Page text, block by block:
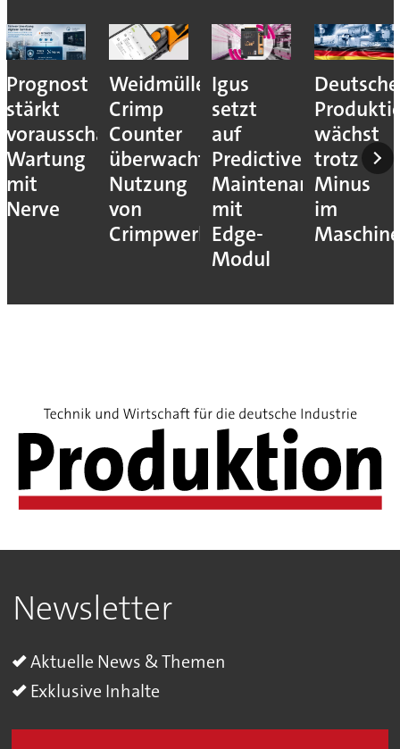
Prognost
stärkt
vorausschauende
Wartung
mit
Nerve
Weidmüller:
Crimp
Counter
überwacht
Nutzung
von
Crimpwerkzeugen
Igus
setzt
auf
Predictive
Maintenance
mit
Edge-
Modul
Deutsche
wächst
trotz
Minus
im
Newsletter
Aktuelle News & Themen
Exklusive Inhalte